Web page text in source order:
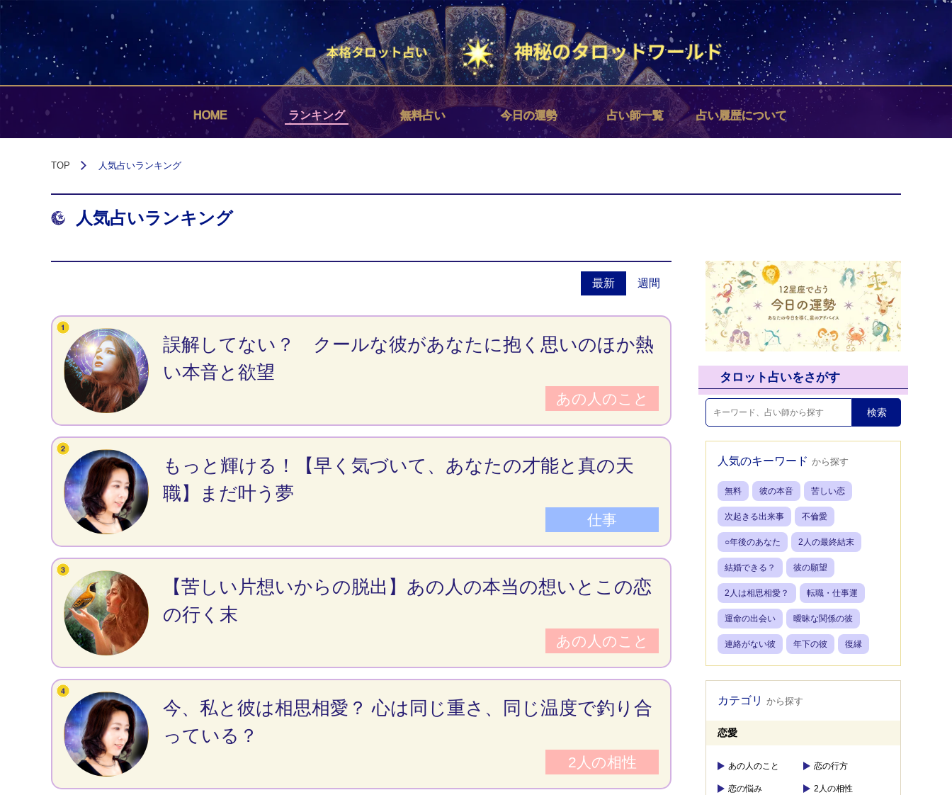
HOME ランキング 無料占い 今日の運勢 占い師一覧 占い履歴について
TOP 人気占いランキング
人気占いランキング
最新 週間
あの人のこと
誤解してない？ クールな彼があなたに抱く思いのほか熱
い本音と欲望
仕事
もっと輝ける！【早く気づいて、あなたの才能と真の天
職】まだ叶う夢
あの人のこと
【苦しい片想いからの脱出】あの人の本当の想いとこの恋
の行く末
2人の相性
今、私と彼は相思相愛？ 心は同じ重さ、同じ温度で釣り合
っている？
タロット占いをさがす
人気のキーワード から探す
無料 彼の本音 苦しい恋
次起きる出来事 不倫愛
○年後のあなた 2人の最終結末
結婚できる？ 彼の願望
2人は相思相愛？ 転職・仕事運
運命の出会い 曖昧な関係の彼
連絡がない彼 年下の彼 復縁
カテゴリ から探す
恋愛
あの人のこと 恋の行方
恋の悩み 2人の相性